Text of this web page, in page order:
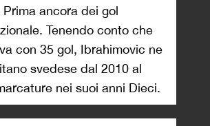
ancora dei gol
Tenendo conto che
con 35 gol, Ibrahimovic ne
svedese dal 2010 al
nei suoi anni Dieci.